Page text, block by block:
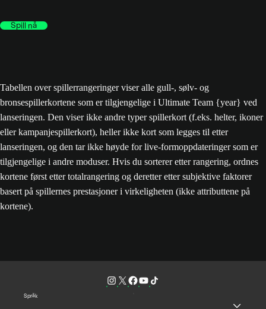
Spill nå
Tabellen over spillerrangeringer viser alle gull-, sølv- og
bronsespillerkortene som er tilgjengelige i Ultimate Team {year} ved
lanseringen. Den viser ikke andre typer spillerkort (f.eks. helter, ikoner
eller kampanjespillerkort), heller ikke kort som legges til etter
lanseringen, og den tar ikke høyde for live-formoppdateringer som er
tilgjengelige i andre moduser. Hvis du sorterer etter rangering, ordnes
kortene først etter totalrangering og deretter etter subjektive faktorer
basert på spillernes prestasjoner i virkeligheten (ikke attributtene på
kortene).
Språk